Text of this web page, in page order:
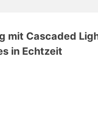
mit Cascaded
in Echtzeit